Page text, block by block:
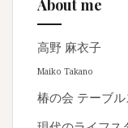
About me
高野 麻衣子
Maiko Takano
椿の会 テーブ